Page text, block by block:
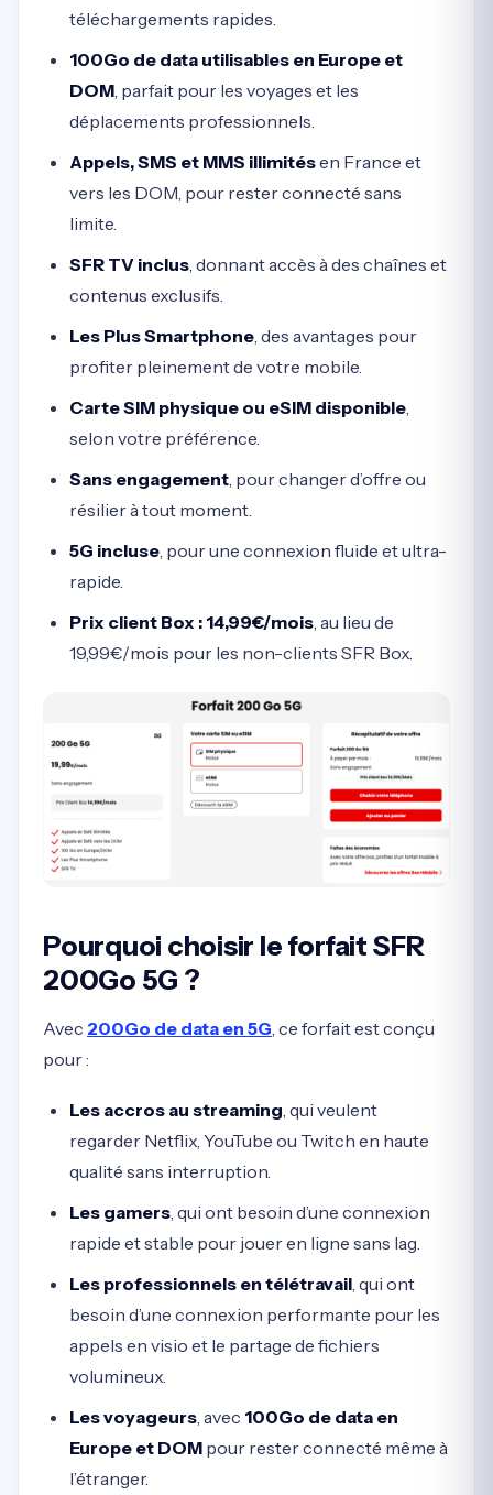
téléchargements rapides.
100Go de data utilisables en Europe et
DOM , parfait pour les voyages et les
déplacements professionnels.
Appels, SMS et MMS illimitésen France et
vers les DOM, pour rester connecté sans
limite.
SFR TV inclus , donnant accès à des chaînes et
contenus exclusifs.
Les Plus Smartphone , des avantages pour
profiter pleinement de votre mobile.
Carte SIM physique ou eSIM disponible
selon votre préférence.
Sans engagement , pour changer d’offre ou
résilier à tout moment.
5G incluse , pour une connexion fluide et ultra-
rapide.
Prix client Box : 14,99€/mois , au lieu de
19,99€/mois pour les non-clients SFR Box.
Pourquoi choisir le forfait SFR
200Go 5G ?
Avec 200Go de data en 5G, ce forfait est conçu
pour :
Les accros au streaming, qui veulent
regarder Netflix, YouTube ou Twitch en haute
qualité sans interruption.
Les gamers, qui ont besoin d’une connexion
rapide et stable pour jouer en ligne sans lag.
Les professionnels en télétravail, qui ont
besoin d’une connexion performante pour les
appels en visio et le partage de fichiers
volumineux.
Les voyageurs, avec 100Go de data en
Europe et DOM pour rester connecté même à
l’étranger.